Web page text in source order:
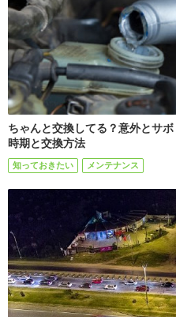
ちゃんと交換してる？意外とサ
時期と交換方法
知っておきたい メンテナンス